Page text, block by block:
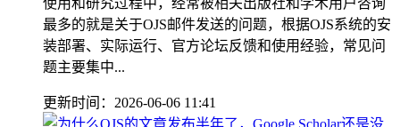
使用和研究过程中，经常被相关出版社和学术用户咨询
最多的就是关于OJS邮件发送的问题，根据OJS系统的安
装部署、实际运行、官方论坛反馈和使用经验，常见问
题主要集中...
更新时间：2026-06-06 11:41